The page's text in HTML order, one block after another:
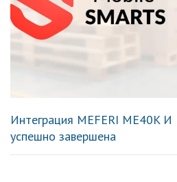
Интеграция MEFERI ME40K И
успешно завершена